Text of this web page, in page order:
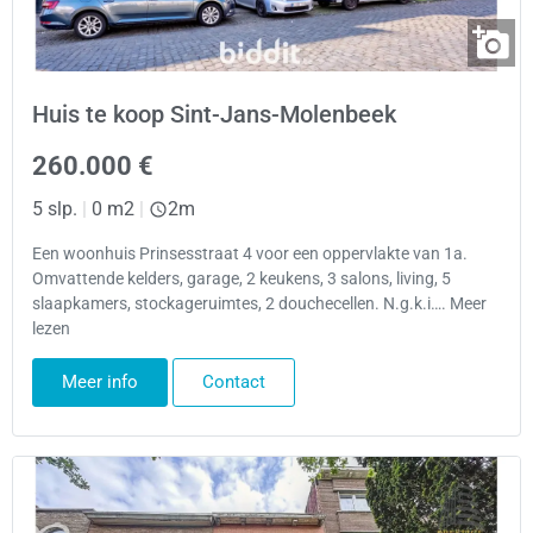
Huis te koop Sint-Jans-Molenbeek
260.000 €
5 slp. 0 m2 2m
Een woonhuis Prinsesstraat 4 voor een oppervlakte van 1a.
Omvattende kelders, garage, 2 keukens, 3 salons, living, 5
slaapkamers, stockageruimtes, 2 douchecellen. N.g.k.i…. Meer
lezen
Meer info Contact